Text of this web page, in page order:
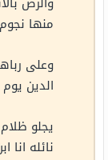
منها
وعلى
الدين
يجلو
نائله انا